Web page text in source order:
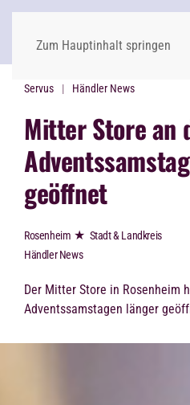
Zum Hauptinhalt springen
Servus Händler News
Mitter Store an
geöffnet
Rosenheim ★ Stadt & Landkreis
Händler News
Der Mitter Store in Rosenheim
Adventssamstagen länger